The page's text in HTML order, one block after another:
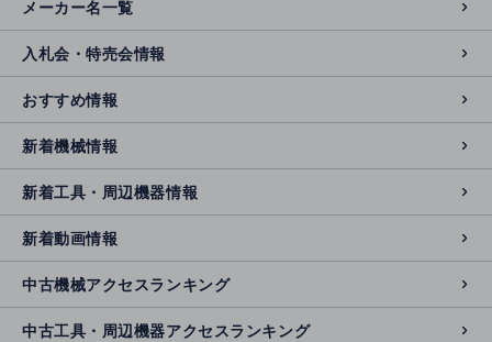
メーカー名一覧
入札会・特売会情報
おすすめ情報
新着機械情報
新着工具・周辺機器情報
新着動画情報
中古機械アクセスランキング
中古工具・周辺機器アクセスランキング